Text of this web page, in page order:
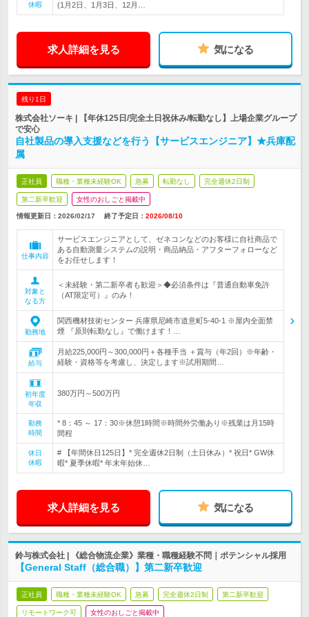
休暇
(1月2日、1月3日、12月…
求人詳細を見る 気になる
残り1日
株式会社ソーキ | 【年休125日/完全土日祝休み/転勤なし】上場企業グループ
で安心
自社製品の導入支援などを行う【サービスエンジニア】★兵庫配
属
正社員 職種・業種未経験OK 急募 転勤なし 完全週休2日制
第二新卒歓迎 女性のおしごと掲載中
情報更新日：2026/02/17 終了予定日： 2026/08/10
仕事内容
サービスエンジニアとして、ゼネコンなどのお客様に自社商品で
ある自動測量システムの説明・商品納品・アフターフォローなど
をお任せします！
対象と
なる方
＜未経験・第二新卒者も歓迎＞◆必須条件は『普通自動車免許
（AT限定可）』のみ！
勤務地
関西機材技術センター 兵庫県尼崎市道意町5-40-1 ※屋内全面禁
煙 『原則転勤なし』で働けます！…
給与
月給225,000円～300,000円＋各種手当 ＋賞与（年2回）※年齢・
経験・資格等を考慮し、決定します※試用期間…
初年度
年収
380万円～500万円
勤務
時間
* 8：45 ～ 17：30※休憩1時間※時間外労働あり※残業は月15時
間程
休日
休暇
# 【年間休日125日】* 完全週休2日制（土日休み）* 祝日* GW休
暇* 夏季休暇* 年末年始休…
求人詳細を見る 気になる
鈴与株式会社 | 《総合物流企業》業種・職種経験不問｜ポテンシャル採用
【General Staff（総合職）】第二新卒歓迎
正社員 職種・業種未経験OK 急募 完全週休2日制 第二新卒歓迎
リモートワーク可 女性のおしごと掲載中